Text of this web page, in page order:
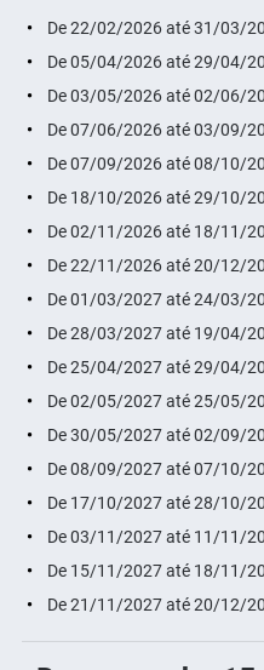
De 22/02/2026 até 31/03/
De 05/04/2026 até 29/04/
De 03/05/2026 até 02/06/
De 07/06/2026 até 03/09/
De 07/09/2026 até 08/10/
De 18/10/2026 até 29/10/
De 02/11/2026 até 18/11/
De 22/11/2026 até 20/12/
De 01/03/2027 até 24/03/
De 28/03/2027 até 19/04/
De 25/04/2027 até 29/04/
De 02/05/2027 até 25/05/
De 30/05/2027 até 02/09/
De 08/09/2027 até 07/10/
De 17/10/2027 até 28/10/
De 03/11/2027 até 11/11/
De 15/11/2027 até 18/11/
De 21/11/2027 até 20/12/